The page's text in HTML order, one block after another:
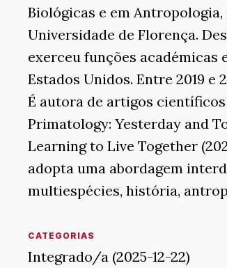
Biológicas e em
Universidade de Florença.
exerceu funções académicas
Estados Unidos. Entre 2019
É autora de artigos
Primatology: Yesterday and
Learning to Live Together
adopta uma abordagem
multiespécies, história,
CATEGORIAS
Integrado/a (2025-12-22)